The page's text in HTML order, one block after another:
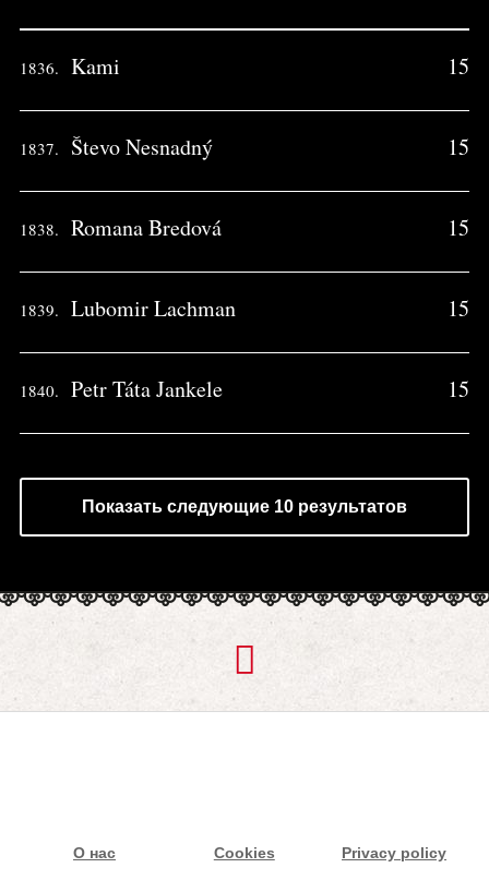
1836. Kami 15
1837. Števo Nesnadný 15
1838. Romana Bredová 15
1839. Lubomir Lachman 15
1840. Petr Táta Jankele 15
Показать следующие 10 результатов
О нас Cookies Privacy policy